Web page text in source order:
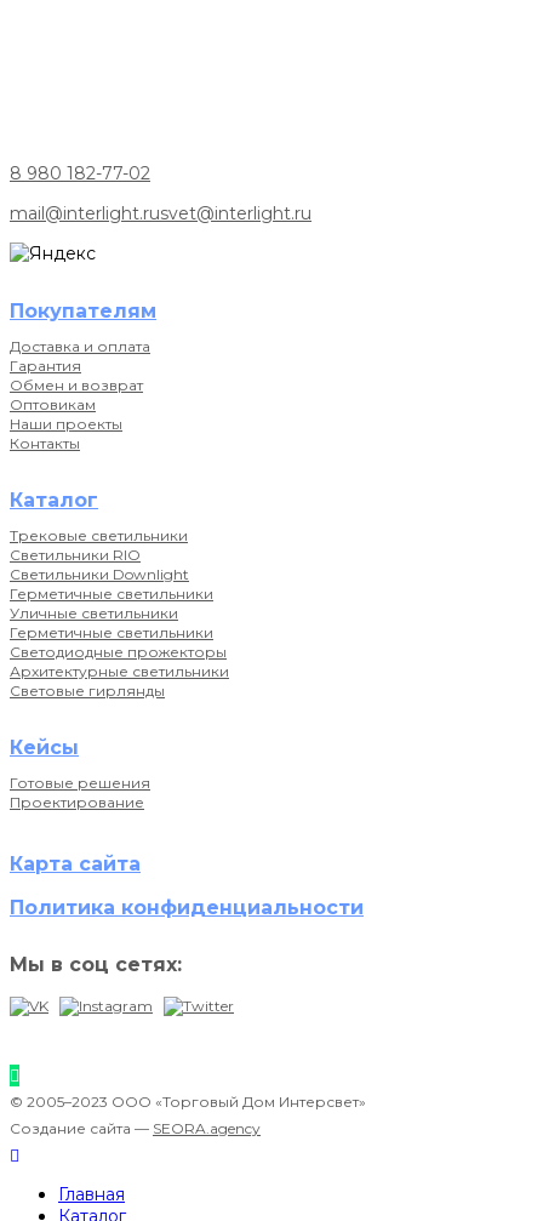
8 980 182-77-02
mail@interlight.rusvet@interlight.ru
Покупателям
Доставка и оплата
Гарантия
Обмен и возврат
Оптовикам
Наши проекты
Контакты
Каталог
Трековые светильники
Светильники RIO
Светильники Downlight
Герметичные светильники
Уличные светильники
Герметичные светильники
Светодиодные прожекторы
Архитектурные светильники
Световые гирлянды
Кейсы
Готовые решения
Проектирование
Карта сайта
Политика конфиденциальности
Мы в соц сетях:
© 2005–2023 ООО «Торговый Дом Интерсвет»
Создание сайта — SEORA.agency
Главная
Каталог